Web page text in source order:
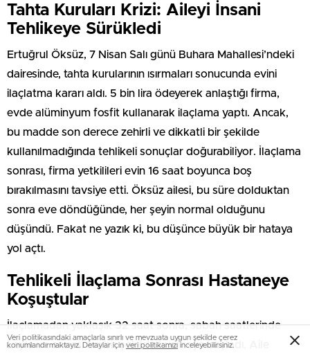
Tahta Kuruları Krizi: Aileyi İnsani
Tehlikeye Sürükledi
Ertuğrul Öksüz, 7 Nisan Salı günü Buhara Mahallesi’ndeki
dairesinde, tahta kurularının ısırmaları sonucunda evini
ilaçlatma kararı aldı. 5 bin lira ödeyerek anlaştığı firma,
evde alüminyum fosfit kullanarak ilaçlama yaptı. Ancak,
bu madde son derece zehirli ve dikkatli bir şekilde
kullanılmadığında tehlikeli sonuçlar doğurabiliyor. İlaçlama
sonrası, firma yetkilileri evin 16 saat boyunca boş
bırakılmasını tavsiye etti. Öksüz ailesi, bu süre dolduktan
sonra eve döndüğünde, her şeyin normal olduğunu
düşündü. Fakat ne yazık ki, bu düşünce büyük bir hataya
yol açtı.
Tehlikeli İlaçlama Sonrası Hastaneye
Koşuştular
İlaçlamadan yaklaşık 32 saat sonra, sabah saatlerinde
Leyla ve annesi ani bir şekilde kusmaya başladı. Aile
Veri politikasındaki amaçlarla sınırlı ve mevzuata uygun şekilde çerez
konumlandırmaktayız. Detaylar için veri politikamızı inceleyebilirsiniz.